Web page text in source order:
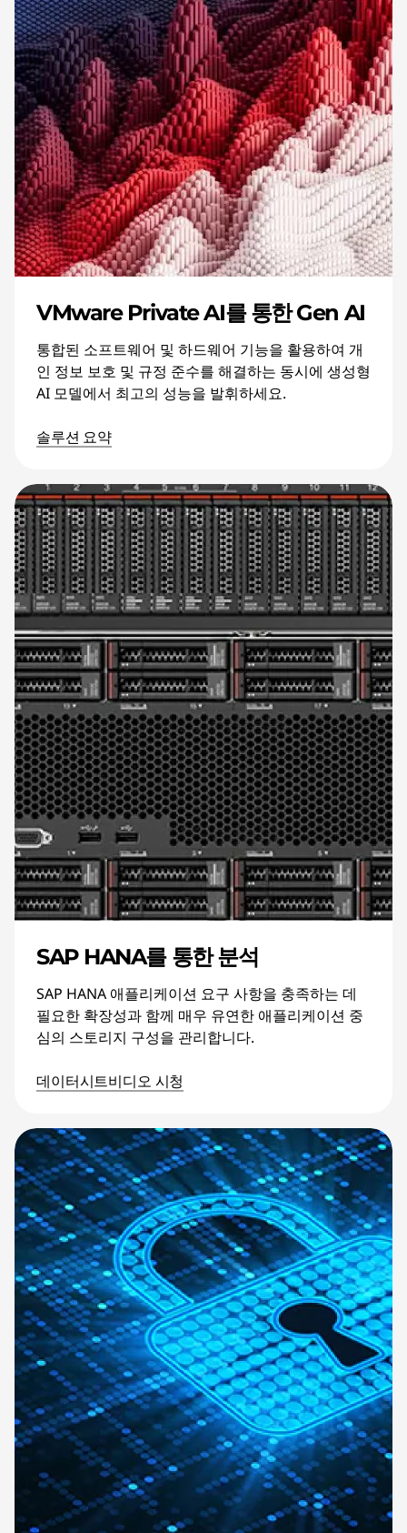
VMware Private AI를 통한 Gen AI
통합된 소프트웨어 및 하드웨어 기능을 활용하여 개
인 정보 보호 및 규정 준수를 해결하는 동시에 생성형
AI 모델에서 최고의 성능을 발휘하세요.
솔루션 요약
SAP HANA를 통한 분석
SAP HANA 애플리케이션 요구 사항을 충족하는 데
필요한 확장성과 함께 매우 유연한 애플리케이션 중
심의 스토리지 구성을 관리합니다.
데이터시트비디오 시청